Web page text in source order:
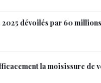
dévoilés par 60
la moisissure de